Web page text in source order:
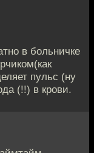
в больничке
пульс (ну
(!!) в крови.